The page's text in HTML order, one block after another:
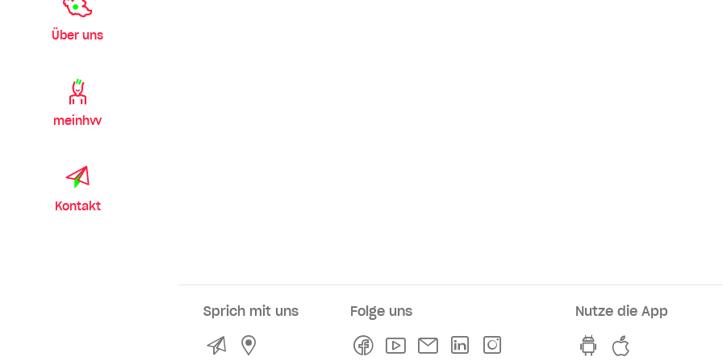
Über uns
meinhvv
Kontakt
Sprich mit uns
KontaktService- und Verkaufsstellen
Folge uns
FacebookYoutubeNewsletterLinkedln
Nutze die App
hvv switch App